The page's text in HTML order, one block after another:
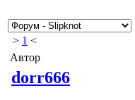
> 1 <
Автор
dorr666